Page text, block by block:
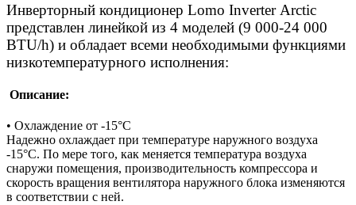
Инверторный кондиционер Lomo Inverter Arctic
представлен линейкой из 4 моделей (9 000-24 000
BTU/h) и обладает всеми необходимыми функциями
низкотемпературного исполнения:
Описание:
• Охлаждение от -15°С
Надежно охлаждает при температуре наружного воздуха
-15°С. По мере того, как меняется температура воздуха
снаружи помещения, производительность компрессора и
скорость вращения вентилятора наружного блока изменяются
в соответствии с ней.